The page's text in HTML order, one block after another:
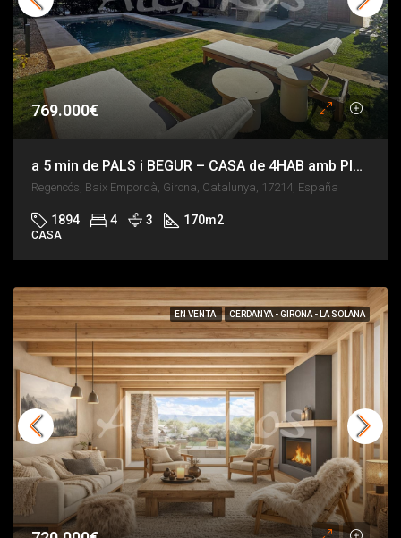
769.000€
a 5 min de PALS i BEGUR – CASA de 4HAB amb PISCINA i LLAR DE FOC
Regencós, Baix Empordà, Girona, Catalunya, 17214, España
1894 4 3 170m2
CASA
EN VENTA CERDANYA - GIRONA - LA SOLANA